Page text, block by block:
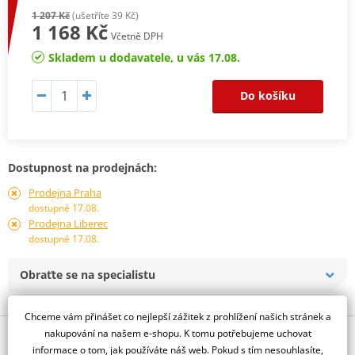
1 207 Kč(ušetříte 39 Kč)
1 168 Kč Včetně DPH
Skladem u dodavatele, u vás 17.08.
Do košíku
Dostupnost na prodejnách:
Prodejna Praha
dostupné 17.08.
Prodejna Liberec
dostupné 17.08.
Obraťte se na specialistu
Popis a parametry
Chceme vám přinášet co nejlepší zážitek z prohlížení našich stránek a
nakupování na našem e-shopu. K tomu potřebujeme uchovat
informace o tom, jak používáte náš web. Pokud s tím nesouhlasíte,